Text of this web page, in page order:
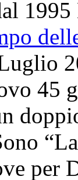
1995
45
per